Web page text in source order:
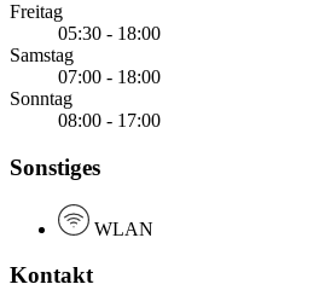
Freitag
05:30 - 18:00
Samstag
07:00 - 18:00
Sonntag
08:00 - 17:00
Sonstiges
WLAN
Kontakt